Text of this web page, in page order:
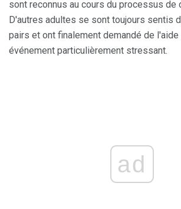
sont reconnus au cours du processus de
D'autres adultes se sont toujours sentis
pairs et ont finalement demandé de l'aide
événement particulièrement stressant.
ad